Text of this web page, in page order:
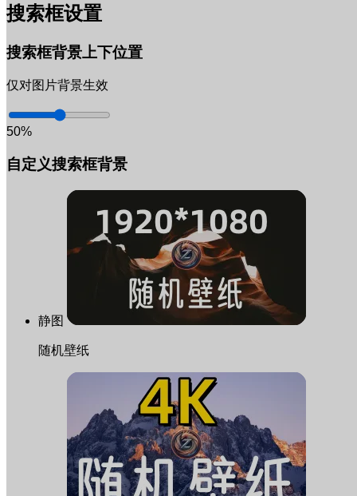
搜索框设置
搜索框背景上下位置
仅对图片背景生效
50%
自定义搜索框背景
静图
随机壁纸